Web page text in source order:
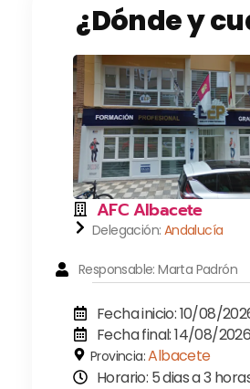
¿Dónde y
AFC Albacete
Delegación: Andalucía
Responsable: Marta Padrón
Fecha inicio: 10/08/
Fecha final: 14/08/2026
Provincia:Albacete
Horario: 5 dias a 3